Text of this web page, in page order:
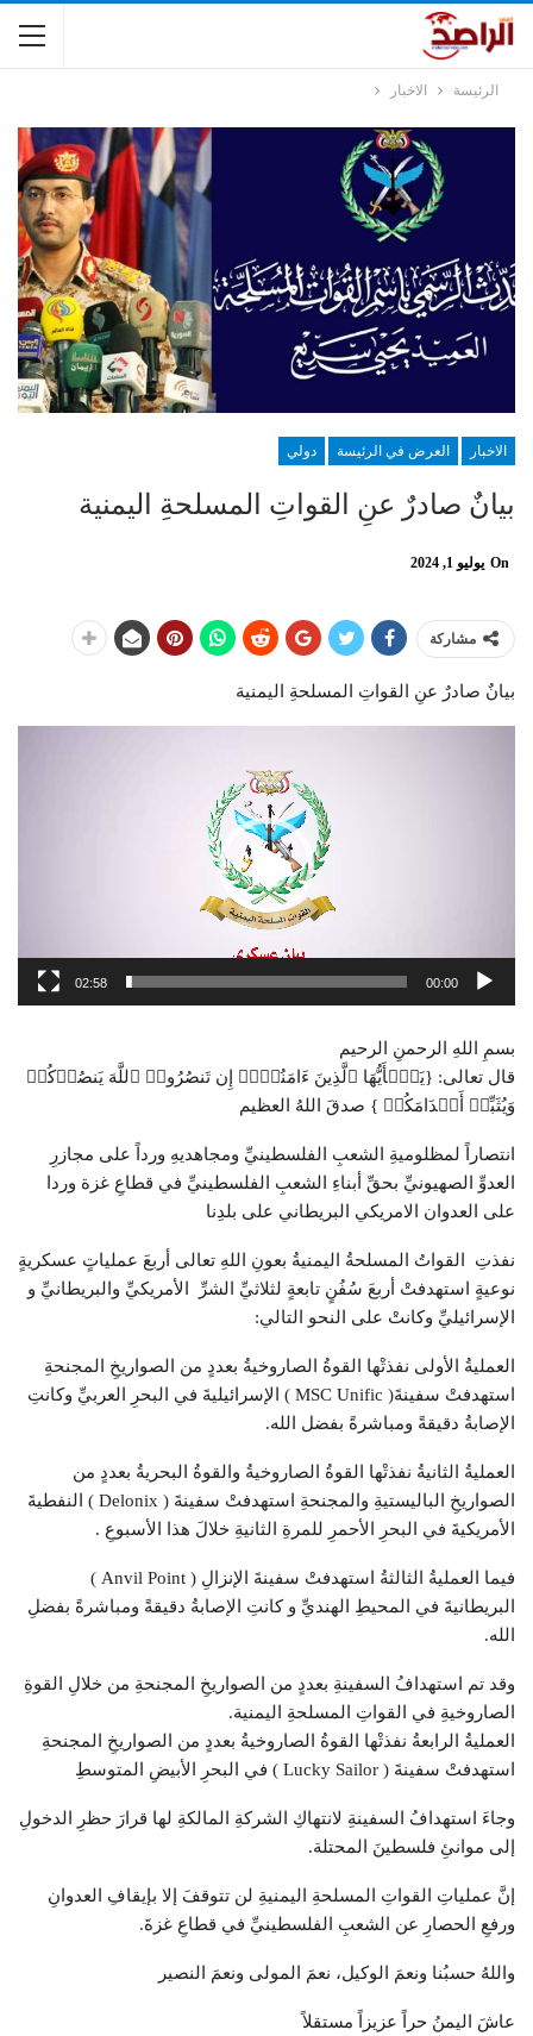
الرئيسة الاخبار
الاخبار العرض في الرئيسة دولي
بيانٌ صادرٌ عنِ القواتِ المسلحةِ اليمنية
On يوليو 1, 2024
مشاركة
بيانٌ صادرٌ عنِ القواتِ المسلحةِ اليمنية
00:00
02:58
بسمِ اللهِ الرحمنِ الرحيم
قال تعالى: {یَـٰۤأَیُّهَا ٱلَّذِینَ ءَامَنُوۤا۟ إِن تَنصُرُوا۟ ٱللَّهَ یَنصُرۡكُمۡ
وَیُثَبِّتۡ أَقۡدَامَكُمۡ } صدقَ اللهُ العظيم
انتصاراً لمظلوميةِ الشعبِ الفلسطينيِّ ومجاهديهِ ورداً على مجازرِ
العدوِّ الصهيونيِّ بحقِّ أبناءِ الشعبِ الفلسطينيِّ في قطاعِ غزة وردا
على العدوان الامريكي البريطاني على بلدِنا
نفذتِ القواتُ المسلحةُ اليمنيةُ بعونِ اللهِ تعالى أربعَ عملياتٍ عسكريةٍ
نوعيةٍ استهدفتْ أربعَ سُفُنٍ تابعةٍ لثلاثيِّ الشرِّ الأمريكيِّ والبريطانيِّ و
الإسرائيليِّ وكانتْ على النحو التالي:
العمليةُ الأولى نفذتْها القوةُ الصاروخيةُ بعددٍ من الصواريخِ المجنحةِ
استهدفتْ سفينةَ( MSC Unific ) الإسرائيليةَ في البحرِ العربيِّ وكانتِ
الإصابةُ دقيقةً ومباشرةً بفضل الله.
العمليةُ الثانيةُ نفذتْها القوةُ الصاروخيةُ والقوةُ البحريةُ بعددٍ من
الصواريخِ الباليستيةِ والمجنحةِ استهدفتْ سفينةَ ( Delonix ) النفطيةَ
الأمريكيةَ في البحرِ الأحمرِ للمرةِ الثانيةِ خلالَ هذا الأسبوعِ .
فيما العمليةُ الثالثةُ استهدفتْ سفينةَ الإنزالِ ( Anvil Point )
البريطانيةَ في المحيطِ الهنديِّ و كانتِ الإصابةُ دقيقةً ومباشرةً بفضلِ
الله.
وقد تم استهدافُ السفينةِ بعددٍ من الصواريخِ المجنحةِ من خلالِ القوةِ
الصاروخيةِ في القواتِ المسلحةِ اليمنية.
العمليةُ الرابعةُ نفذتْها القوةُ الصاروخيةُ بعددٍ من الصواريخِ المجنحةِ
استهدفتْ سفينةَ ( Lucky Sailor ) في البحرِ الأبيضِ المتوسطِ
وجاءَ استهدافُ السفينةِ لانتهاكِ الشركةِ المالكةِ لها قرارَ حظرِ الدخولِ
إلى موانئِ فلسطينَ المحتلة.
إنَّ عملياتِ القواتِ المسلحةِ اليمنيةِ لن تتوقفَ إلا بإيقافِ العدوانِ
ورفعِ الحصارِ عن الشعبِ الفلسطينيِّ في قطاعِ غزةَ.
واللهُ حسبُنا ونعمَ الوكيل، نعمَ المولى ونعمَ النصير
عاشَ اليمنُ حراً عزيزاً مستقلاً